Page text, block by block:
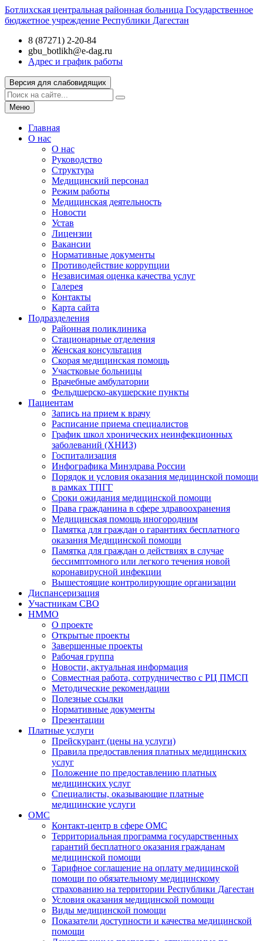
Ботлихская центральная районная больница Государственное
бюджетное учреждение Республики Дагестан
8 (87271) 2-20-84
gbu_botlikh@e-dag.ru
Адрес и график работы
Версия для слабовидящих
Меню
Главная
О нас
О нас
Руководство
Структура
Медицинский персонал
Режим работы
Медицинская деятельность
Новости
Устав
Лицензии
Вакансии
Нормативные документы
Противодействие коррупции
Независимая оценка качества услуг
Галерея
Контакты
Карта сайта
Подразделения
Районная поликлиника
Стационарные отделения
Женская консультация
Скорая медицинская помощь
Участковые больницы
Врачебные амбулатории
Фельдшерско-акушерские пункты
Пациентам
Запись на прием к врачу
Расписание приема специалистов
График школ хронических неинфекционных
заболеваний (ХНИЗ)
Госпитализация
Инфографика Минздрава России
Порядок и условия оказания медицинской помощи
в рамках ТПГГ
Сроки ожидания медицинской помощи
Права гражданина в сфере здравоохранения
Медицинская помощь иногородним
Памятка для граждан о гарантиях бесплатного
оказания Медицинской помощи
Памятка для граждан о действиях в случае
бессимптомного или легкого течения новой
коронавирусной инфекции
Вышестоящие контролирующие организации
Диспансеризация
Участникам СВО
НММО
О проекте
Открытые проекты
Завершенные проекты
Рабочая группа
Новости, актуальная информация
Совместная работа, сотрудничество с РЦ ПМСП
Методические рекомендации
Полезные ссылки
Нормативные документы
Презентации
Платные услуги
Прейскурант (цены на услуги)
Правила предоставления платных медицинских
услуг
Положение по предоставлению платных
медицинских услуг
Специалисты, оказывающие платные
медицинские услуги
ОМС
Контакт-центр в сфере ОМС
Территориальная программа государственных
гарантий бесплатного оказания гражданам
медицинской помощи
Тарифное соглашение на оплату медицинской
помощи по обязательному медицинскому
страхованию на территории Республики Дагестан
Условия оказания медицинской помощи
Виды медицинской помощи
Показатели доступности и качества медицинской
помощи